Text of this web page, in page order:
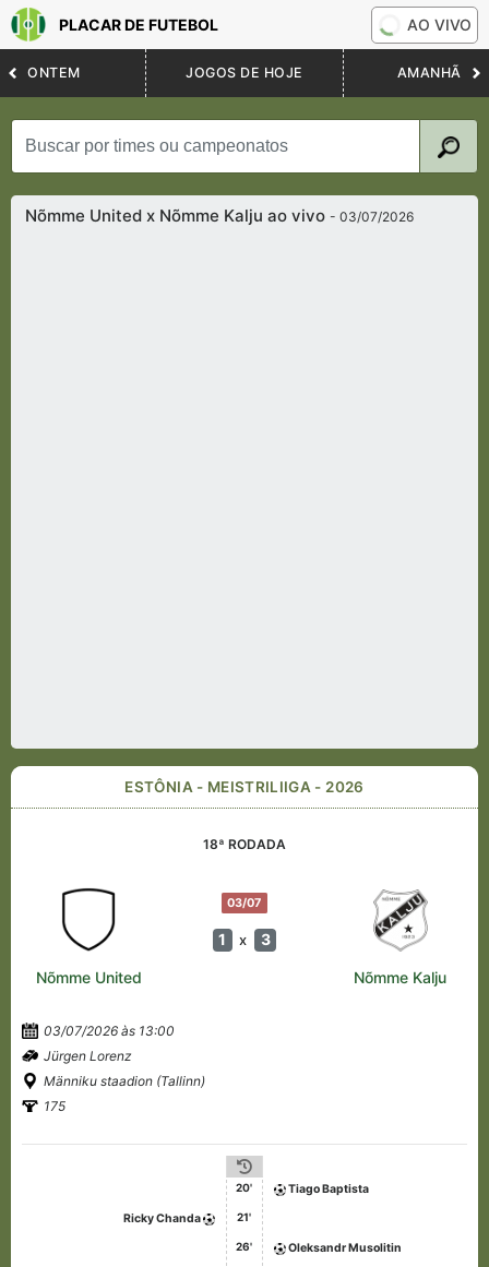
PLACAR DE FUTEBOL AO VIVO
ONTEM JOGOS DE HOJE AMANHÃ
Nõmme United x Nõmme Kalju ao vivo- 03/07/2026
ESTÔNIA - MEISTRILIIGA - 2026
18ª RODADA
03/07
1 x 3
Nõmme United Nõmme Kalju
03/07/2026 às 13:00
Jürgen Lorenz
Männiku staadion (Tallinn)
175
20' Tiago Baptista
Ricky Chanda 21'
26' Oleksandr Musolitin